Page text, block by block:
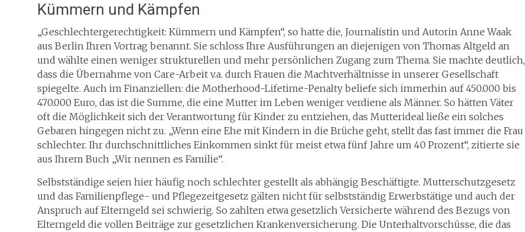
Kümmern und Kämpfen
„Geschlechtergerechtigkeit: Kümmern und Kämpfen“, so hatte die, Journalistin und Autorin Anne Waak
aus Berlin Ihren Vortrag benannt. Sie schloss Ihre Ausführungen an diejenigen von Thomas Altgeld an
und wählte einen weniger strukturellen und mehr persönlichen Zugang zum Thema. Sie machte deutlich,
dass die Übernahme von Care-Arbeit v.a. durch Frauen die Machtverhältnisse in unserer Gesellschaft
spiegelte. Auch im Finanziellen: die Motherhood-Lifetime-Penalty beliefe sich immerhin auf 450.000 bis
470.000 Euro, das ist die Summe, die eine Mutter im Leben weniger verdiene als Männer. So hätten Väter
oft die Möglichkeit sich der Verantwortung für Kinder zu entziehen, das Mutterideal ließe ein solches
Gebaren hingegen nicht zu. „Wenn eine Ehe mit Kindern in die Brüche geht, stellt das fast immer die Frau
schlechter. Ihr durchschnittliches Einkommen sinkt für meist etwa fünf Jahre um 40 Prozent“, zitierte sie
aus Ihrem Buch „Wir nennen es Familie“.
Selbstständige seien hier häufig noch schlechter gestellt als abhängig Beschäftigte. Mutterschutzgesetz
und das Familienpflege- und Pflegezeitgesetz gälten nicht für selbstständig Erwerbstätige und auch der
Anspruch auf Elterngeld sei schwierig. So zahlten etwa gesetzlich Versicherte während des Bezugs von
Elterngeld die vollen Beiträge zur gesetzlichen Krankenversicherung. Die Unterhaltvorschüsse, die das